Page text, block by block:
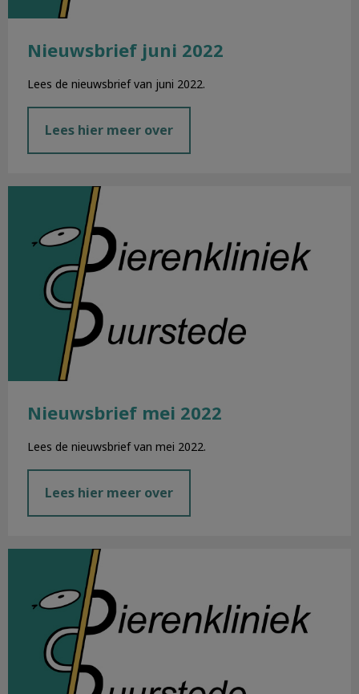
Nieuwsbrief juni 2022
Lees de nieuwsbrief van juni 2022.
Lees hier meer over
Nieuwsbrief mei 2022
Nieuwsbrief mei 2022
Lees de nieuwsbrief van mei 2022.
Lees hier meer over
Nieuwsbrief april 2022